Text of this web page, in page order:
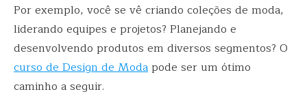
Por exemplo, você se vê criando coleções de moda,
liderando equipes e projetos? Planejando e
desenvolvendo produtos em diversos segmentos? O
curso de Design de Modapode ser um ótimo
caminho a seguir.